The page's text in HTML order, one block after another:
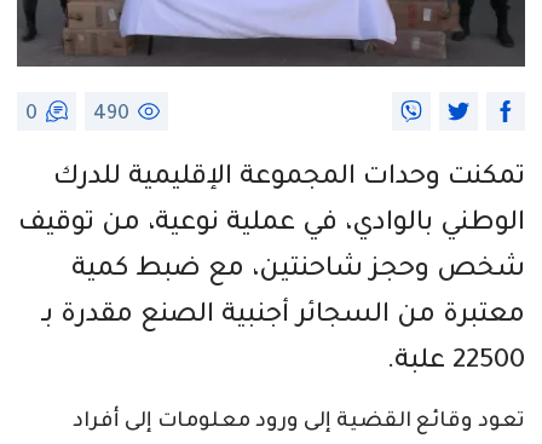
490
0
تمكنت وحدات المجموعة الإقليمية للدرك
الوطني بالوادي، في عملية نوعية، من توقيف
شخص وحجز شاحنتين، مع ضبط كمية
معتبرة من السجائر أجنبية الصنع مقدرة بـ
22500 علبة.
تعود وقائع القضية إلى ورود معلومات إلى أفراد